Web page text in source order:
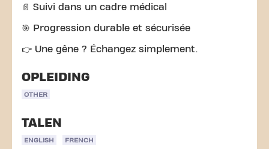
📄 Suivi dans un cadre médical
🎯 Progression durable et sécurisée
👉 Une gêne ? Échangez simplement.
OPLEIDING
OTHER
TALEN
ENGLISH FRENCH